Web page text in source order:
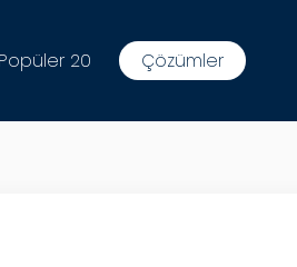
Popüler 20 Çözümler